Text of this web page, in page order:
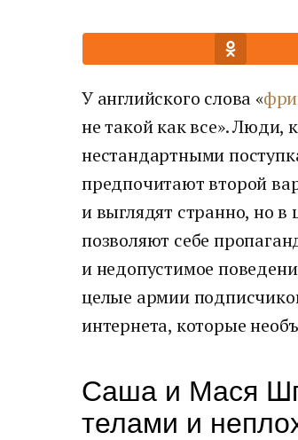
У английского слова «
не такой как все». Люди,
нестандартными
предпочитают второй
и выглядят странно, но
позволяют себе
и недопустимое
целые армии
интернета, которые
Саша и Мася
телами и